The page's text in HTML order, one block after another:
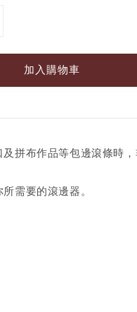
加入購物車
拼布作品等包邊滾條時
需要的滾邊器。